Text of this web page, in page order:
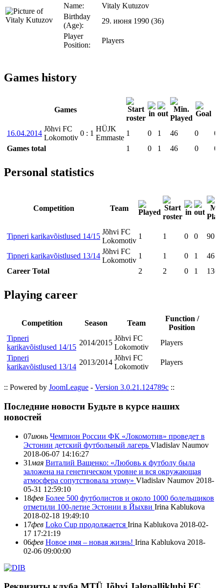
Name:
Vitaly Kutuzov
Birthday
(Age):
29. июня 1990 (36)
Player
Position:
Players
Games history
Games
16.04.2014
Jõhvi FC
Lokomotiv
0 : 1
HÜJK
Emmaste
1 0 1 46 0
0
Games total
1 0 1 46 0 0
Personal statistics
Competition Team
Tipneri karikavõistlused 14/15
Jõhvi FC
Lokomotiv
1 1 0 0 90
Tipneri karikavõistlused 13/14
Jõhvi FC
Lokomotiv
1 1 0 1
46
Career Total
2 2 0 1 136
Playing career
Competition Season Team
Function /
Position
Tipneri
karikavõistlused 14/15
2014/2015
Jõhvi FC
Lokomotiv
Players
Tipneri
karikavõistlused 13/14
2013/2014
Jõhvi FC
Lokomotiv
Players
:: Powered by JoomLeague - Version 3.0.21.124789c ::
Последние новости Будьте в курсе наших
новостей
07июнь Чемпион России ФК «Локомотив» проведет в
Эстонии детский футбольный лагерь Vladislav Naumov
2018-06-07 14:16:27
31 мая Виталий Ващенко: «Любовь к футболу была
заложена на генетическом уровне и вся окружающая
атмосфера сопутствовала этому» Vladislav Naumov 2018-
05-31 12:59:10
18фев Более 500 футболистов и около 1000 болельщиков
отметили 100-летие Эстонии в Йыхви Irina Kablukova
2018-02-18 19:49:10
17фев Loko Cup продолжается Irina Kablukova 2018-02-
17 17:21:19
06фев Новое имя – новая жизнь! Irina Kablukova 2018-
02-06 09:00:00